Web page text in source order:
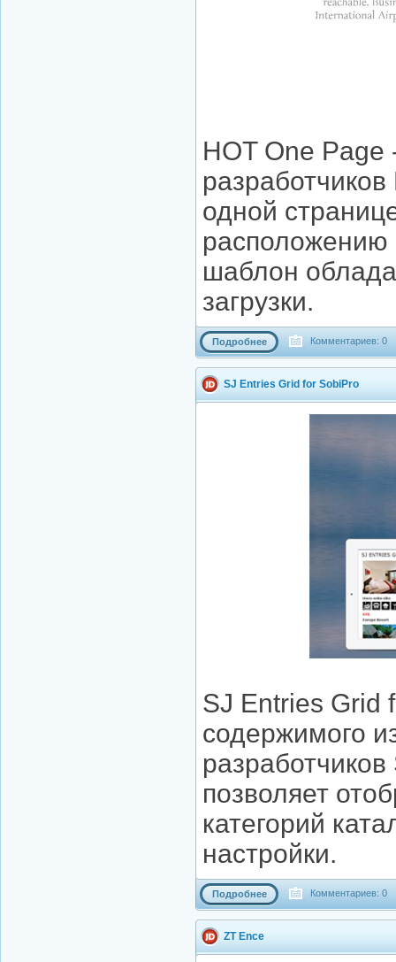
HOT One
одной
шаблон
загрузки.
Подробнее Комментариев: 0
SJ Entries Grid for SobiPro
SJ Entries Grid
содержимого
позволяет
категорий
настройки.
Подробнее Комментариев: 0
ZT Ence